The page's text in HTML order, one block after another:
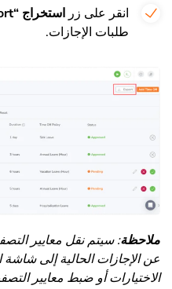
انقر على زر استخراج “Export”
طلبات الإجازات.
ملاحظة: سيتم نقل معايير
عن الإجازات الحالية إلى شاشة
الاختيارات أو ضبط معايير